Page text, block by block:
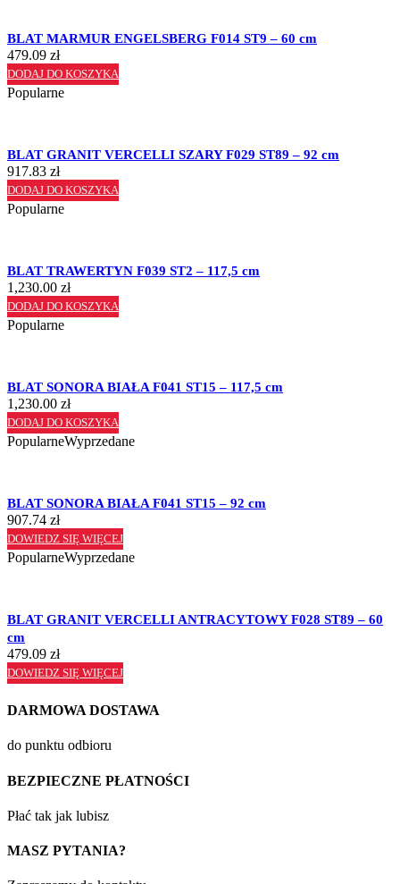
BLAT MARMUR ENGELSBERG F014 ST9 – 60 cm
479.09 zł
DODAJ DO KOSZYKA
Popularne
BLAT GRANIT VERCELLI SZARY F029 ST89 – 92 cm
917.83 zł
DODAJ DO KOSZYKA
Popularne
BLAT TRAWERTYN F039 ST2 – 117,5 cm
1,230.00 zł
DODAJ DO KOSZYKA
Popularne
BLAT SONORA BIAŁA F041 ST15 – 117,5 cm
1,230.00 zł
DODAJ DO KOSZYKA
PopularneWyprzedane
BLAT SONORA BIAŁA F041 ST15 – 92 cm
907.74 zł
DOWIEDZ SIĘ WIĘCEJ
PopularneWyprzedane
BLAT GRANIT VERCELLI ANTRACYTOWY F028 ST89 – 60
cm
479.09 zł
DOWIEDZ SIĘ WIĘCEJ
DARMOWA DOSTAWA
do punktu odbioru
BEZPIECZNE PŁATNOŚCI
Płać tak jak lubisz
MASZ PYTANIA?